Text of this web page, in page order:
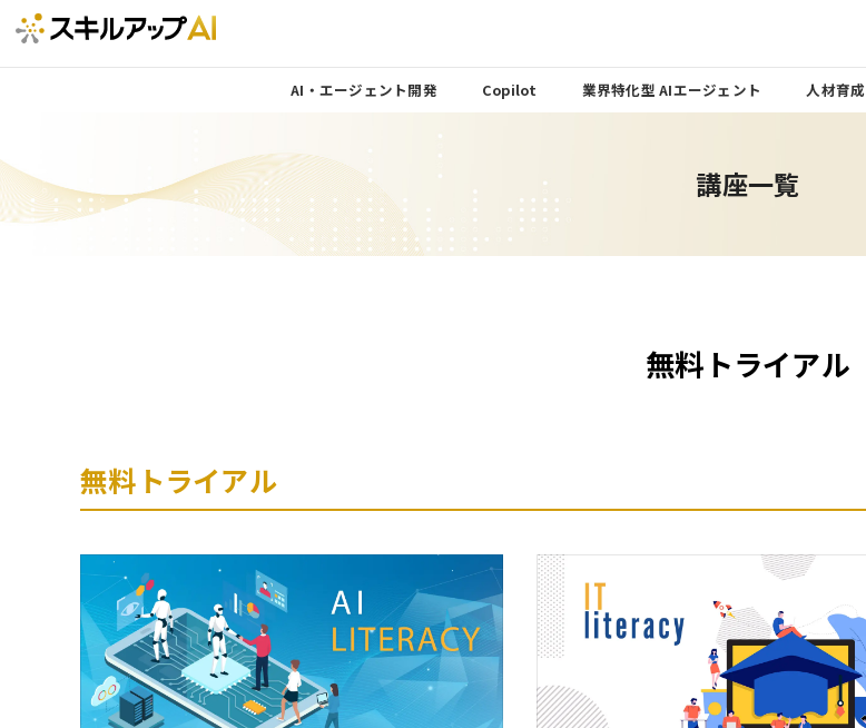
AI・エージェント開発 Copilot 業界特化型 AIエージェント 人材育成
講座一覧
無料トライアル
無料トライアル